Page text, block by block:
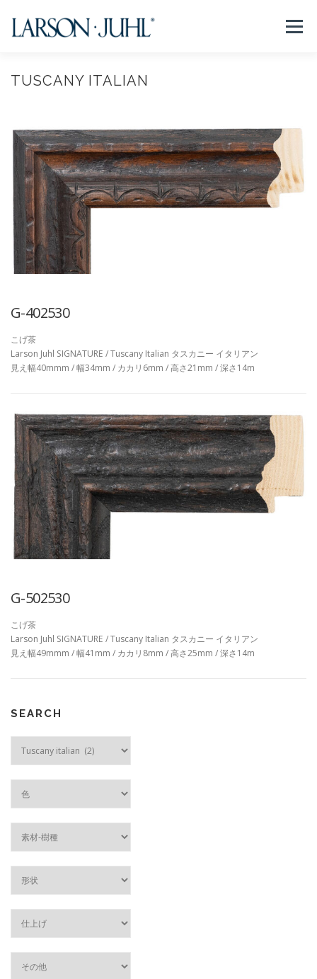
メニュー
NEWS フレームについて
取扱店リスト お問い合わせ 法人のお客様
EN/CN
TUSCANY ITALIAN
G-402530
こげ茶
Larson Juhl SIGNATURE / Tuscany Italian タスカニー イタリアン
見え幅40mmm / 幅34mm / カカリ6mm / 高さ21mm / 深さ14m
G-502530
こげ茶
Larson Juhl SIGNATURE / Tuscany Italian タスカニー イタリアン
見え幅49mmm / 幅41mm / カカリ8mm / 高さ25mm / 深さ14m
SEARCH